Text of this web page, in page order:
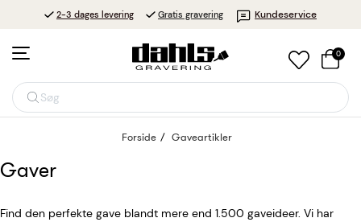
2-3 dages levering Gratis gravering Kundeservice
Søg
0
Forside Gaveartikler
Gaver
Find den perfekte gave blandt mere end 1.500 gaveideer. Vi har